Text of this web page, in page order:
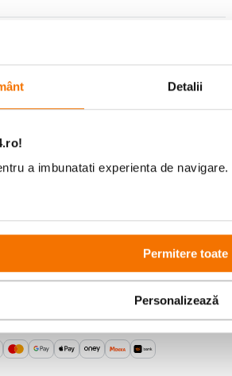
Detalii
a imbunatati experienta de
Permitere toate
Personalizează
Urmareste-ne
Metode de plata